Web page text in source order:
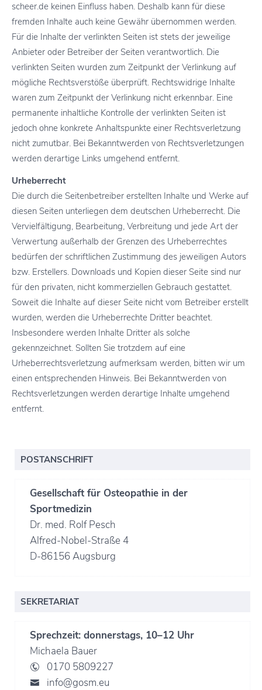
scheer.de keinen Einfluss haben. Deshalb kann für diese
fremden Inhalte auch keine Gewähr übernommen werden.
Für die Inhalte der verlinkten Seiten ist stets der jeweilige
Anbieter oder Betreiber der Seiten verantwortlich. Die
verlinkten Seiten wurden zum Zeitpunkt der Verlinkung auf
mögliche Rechtsverstöße überprüft. Rechtswidrige Inhalte
waren zum Zeitpunkt der Verlinkung nicht erkennbar. Eine
permanente inhaltliche Kontrolle der verlinkten Seiten ist
jedoch ohne konkrete Anhaltspunkte einer Rechtsverletzung
nicht zumutbar. Bei Bekanntwerden von Rechtsverletzungen
werden derartige Links umgehend entfernt.
Urheberrecht
Die durch die Seitenbetreiber erstellten Inhalte und Werke auf
diesen Seiten unterliegen dem deutschen Urheberrecht. Die
Vervielfältigung, Bearbeitung, Verbreitung und jede Art der
Verwertung außerhalb der Grenzen des Urheberrechtes
bedürfen der schriftlichen Zustimmung des jeweiligen Autors
bzw. Erstellers. Downloads und Kopien dieser Seite sind nur
für den privaten, nicht kommerziellen Gebrauch gestattet.
Soweit die Inhalte auf dieser Seite nicht vom Betreiber erstellt
wurden, werden die Urheberrechte Dritter beachtet.
Insbesondere werden Inhalte Dritter als solche
gekennzeichnet. Sollten Sie trotzdem auf eine
Urheberrechtsverletzung aufmerksam werden, bitten wir um
einen entsprechenden Hinweis. Bei Bekanntwerden von
Rechtsverletzungen werden derartige Inhalte umgehend
entfernt.
POSTANSCHRIFT
Gesellschaft für Osteopathie in der
Sportmedizin
Dr. med. Rolf Pesch
Alfred-Nobel-Straße 4
D-86156 Augsburg
SEKRETARIAT
Sprechzeit: donnerstags, 10–12 Uhr
Michaela Bauer
0170 5809227
info@gosm.eu